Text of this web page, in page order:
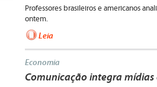
Professores brasileiros e americanos
ontem.
Leia
Economia
Comunicação integra mídias